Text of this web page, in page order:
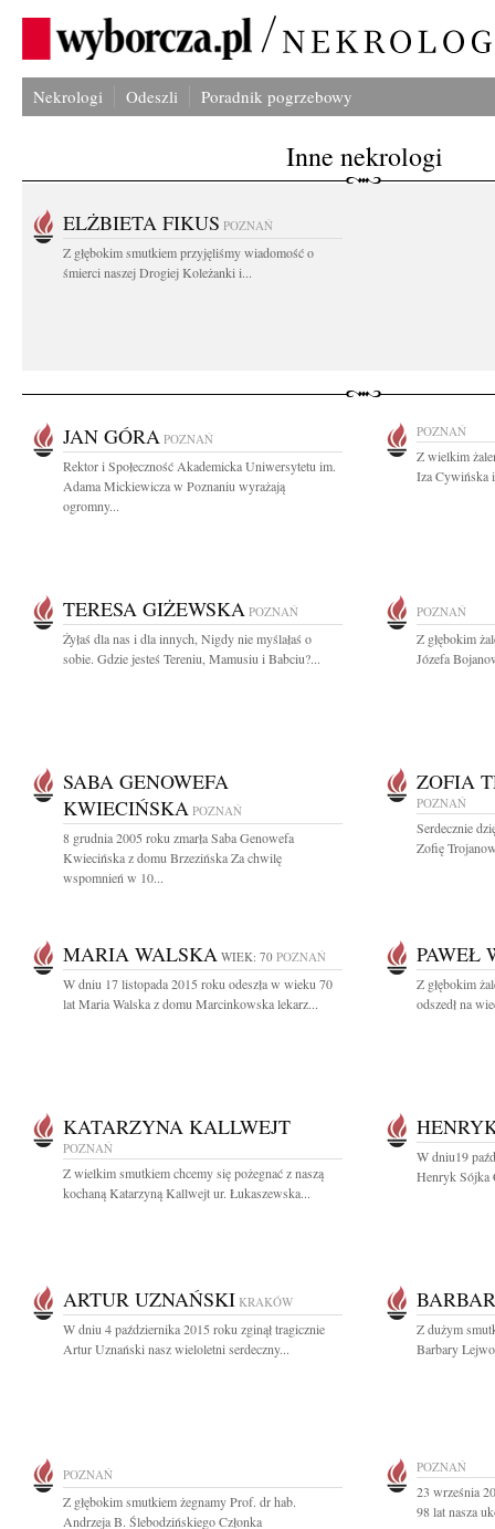
Nekrologi Odeszli Poradnik pogrzebowy
Inne nekrologi
ELŻBIETA FIKUS POZNAŃ
Z głębokim smutkiem przyjęliśmy wiadomość o
śmierci naszej Drogiej Koleżanki i...
JAN GÓRA POZNAŃ
Rektor i Społeczność Akademicka Uniwersytetu im.
Adama Mickiewicza w Poznaniu wyrażają
ogromny...
POZNAŃ
Z wielkim
Iza Cywińska
TERESA GIŻEWSKA POZNAŃ
Żyłaś dla nas i dla innych, Nigdy nie myślałaś o
sobie. Gdzie jesteś Tereniu, Mamusiu i Babciu?...
POZNAŃ
Z głębokim
Józefa
SABA GENOWEFA
KWIECIŃSKA POZNAŃ
8 grudnia 2005 roku zmarła Saba Genowefa
Kwiecińska z domu Brzezińska Za chwilę
wspomnień w 10...
ZOFIA
POZNAŃ
Serdecznie
Zofię
MARIA WALSKA WIEK: 70 POZNAŃ
W dniu 17 listopada 2015 roku odeszła w wieku 70
lat Maria Walska z domu Marcinkowska lekarz...
PAWEŁ
Z głębokim
odszedł na
KATARZYNA KALLWEJT
POZNAŃ
Z wielkim smutkiem chcemy się pożegnać z naszą
kochaną Katarzyną Kallwejt ur. Łukaszewska...
W dniu19
Henryk Sójka
ARTUR UZNAŃSKI KRAKÓW
W dniu 4 października 2015 roku zginął tragicznie
Artur Uznański nasz wieloletni serdeczny...
Z dużym
Barbary
POZNAŃ
Z głębokim smutkiem żegnamy Prof. dr hab.
Andrzeja B. Ślebodzińskiego Członka
POZNAŃ
23 września
98 lat nasza